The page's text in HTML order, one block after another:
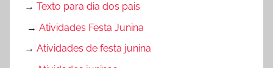
→ Texto para dia dos pais
→ Atividades Festa Junina
→ Atividades de festa junina